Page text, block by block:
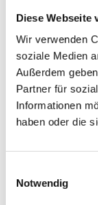
Diese Webseite
Wir verwenden
soziale Medien
Außerdem
Partner für
Informationen
haben oder die
Notwendig
Teilen